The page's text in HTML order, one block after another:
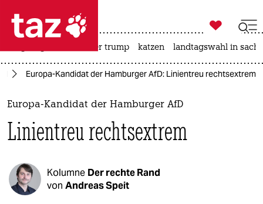
 taz zahl ich
taz zahl ich
themen
politik
öko
gesellschaft

taz zahl ich
usa unter trump katzen landtagswahl in
Europa-Kandidat der Hamburger AfD: Linientreu rechtsextrem
Europa-Kandidat der Hamburger AfD
Linientreu rechtsextrem
Kolumne Der rechte Rand
von Andreas Speit